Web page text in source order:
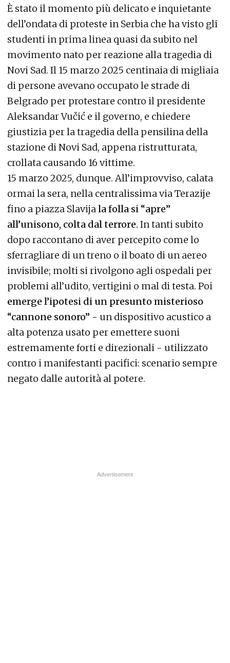
È stato il momento più delicato e inquietante
dell’ondata di proteste in Serbia che ha visto gli
studenti in prima linea quasi da subito nel
movimento nato per reazione alla tragedia di
Novi Sad. Il 15 marzo 2025 centinaia di migliaia
di persone avevano occupato le strade di
Belgrado per protestare contro il presidente
Aleksandar Vučić e il governo, e chiedere
giustizia per la tragedia della pensilina della
stazione di Novi Sad, appena ristrutturata,
crollata causando 16 vittime.
15 marzo 2025, dunque. All’improvviso, calata
ormai la sera, nella centralissima via Terazije
fino a piazza Slavijala folla si “apre”
all’unisono, colta dal terrore. In tanti subito
dopo raccontano di aver percepito come lo
sferragliare di un treno o il boato di un aereo
invisibile; molti si rivolgono agli ospedali per
problemi all’udito, vertigini o mal di testa. Poi
emerge l’ipotesi di un presunto misterioso
“cannone sonoro” - un dispositivo acustico a
alta potenza usato per emettere suoni
estremamente forti e direzionali - utilizzato
contro i manifestanti pacifici: scenario sempre
negato dalle autorità al potere.